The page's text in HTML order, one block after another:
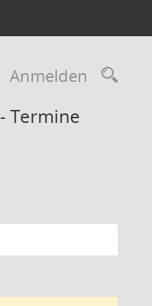
Anmelden
Termine